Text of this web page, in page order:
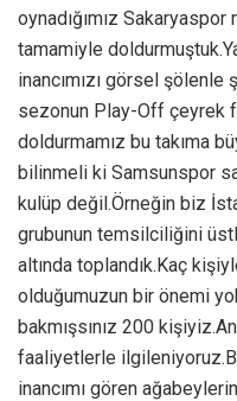
oynadığımız Sakaryaspor
tamamiyle
inancımızı görsel şölenle
sezonun Play-Off çeyrek
doldurmamız bu takıma
bilinmeli ki Samsunspor
kulüp değil.Örneğin biz
grubunun temsilciliğini
altında toplandık.Kaç
olduğumuzun bir önemi
bakmışsınız 200
faaliyetlerle
inancımı gören